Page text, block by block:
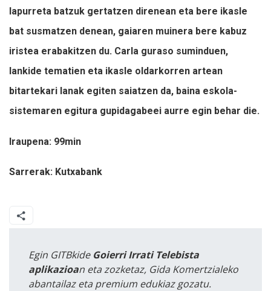
lapurreta batzuk gertatzen direnean eta bere ikasle
bat susmatzen denean, gaiaren muinera bere kabuz
iristea erabakitzen du. Carla guraso suminduen,
lankide tematien eta ikasle oldarkorren artean
bitartekari lanak egiten saiatzen da, baina eskola-
sistemaren egitura gupidagabeei aurre egin behar die.
Iraupena: 99min
Sarrerak: Kutxabank
Egin GITBkide Goierri Irrati Telebista
aplikazioan eta zozketaz, Gida Komertzialeko
abantailaz eta premium edukiaz gozatu.